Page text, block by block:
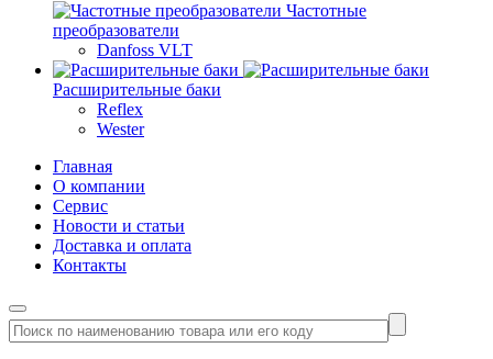
Частотные
преобразователи
Danfoss VLT
Расширительные баки
Reflex
Wester
Главная
О компании
Сервис
Новости и статьи
Доставка и оплата
Контакты